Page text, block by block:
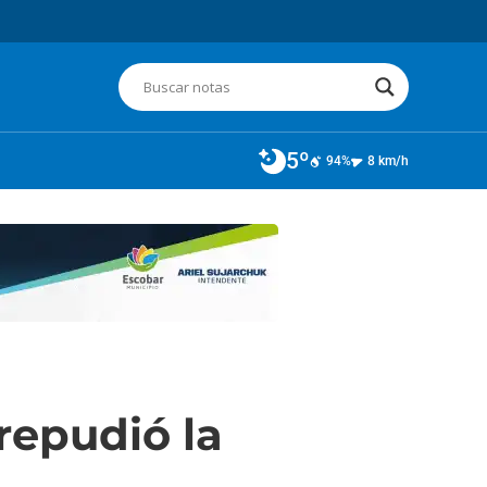
5º 94% 8 km/h
la